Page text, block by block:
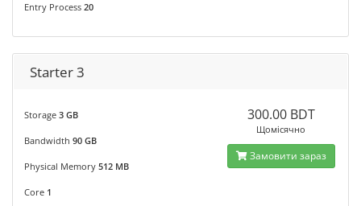
Entry Process 20
Starter 3
Storage 3 GB
Bandwidth 90 GB
Physical Memory 512 MB
Core 1
300.00 BDT
Щомісячно
Замовити зараз